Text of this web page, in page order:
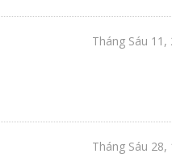
Tháng Sáu 11,
Tháng Sáu 28,